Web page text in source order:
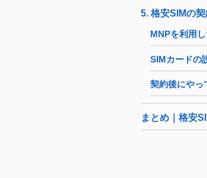
5. 格安SIMの
MNPを利用
SIMカードの
契約後にやっ
まとめ｜格安